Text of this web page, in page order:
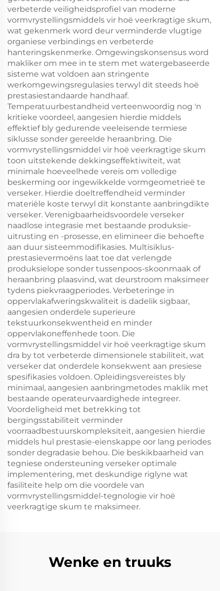
verbeterde veiligheidsprofiel van moderne
vormvrystellingsmiddels vir hoë veerkragtige skum,
wat gekenmerk word deur verminderde vlugtige
organiese verbindings en verbeterde
hanteringskenmerke. Omgewingskonsensus word
makliker om mee in te stem met watergebaseerde
sisteme wat voldoen aan stringente
werkomgewingsregulasies terwyl dit steeds hoë
prestasiestandaarde handhaaf.
Temperatuurbestandheid verteenwoordig nog 'n
kritieke voordeel, aangesien hierdie middels
effektief bly gedurende veeleisende termiese
siklusse sonder gereelde heraanbring. Die
vormvrystellingsmiddel vir hoë veerkragtige skum
toon uitstekende dekkingseffektiwiteit, wat
minimale hoeveelhede vereis om volledige
beskerming oor ingewikkelde vormgeometrieë te
verseker. Hierdie doeltreffendheid verminder
materiële koste terwyl dit konstante aanbringdikte
verseker. Verenigbaarheidsvoordele verseker
naadlose integrasie met bestaande produksie-
uitrusting en -prosesse, en elimineer die behoefte
aan duur sisteemmodifikasies. Multisiklus-
prestasievermoëns laat toe dat verlengde
produksielope sonder tussenpoos-skoonmaak of
heraanbring plaasvind, wat deurstroom maksimeer
tydens piekvraagperiodes. Verbeteringe in
oppervlakafweringskwaliteit is dadelik sigbaar,
aangesien onderdele superieure
tekstuurkonsekwentheid en minder
oppervlakoneffenhede toon. Die
vormvrystellingsmiddel vir hoë veerkragtige skum
dra by tot verbeterde dimensionele stabiliteit, wat
verseker dat onderdele konsekwent aan presiese
spesifikasies voldoen. Opleidingsvereistes bly
minimaal, aangesien aanbringmetodes maklik met
bestaande operateurvaardighede integreer.
Voordeligheid met betrekking tot
bergingsstabiliteit verminder
voorraadbestuurskompleksiteit, aangesien hierdie
middels hul prestasie-eienskappe oor lang periodes
sonder degradasie behou. Die beskikbaarheid van
tegniese ondersteuning verseker optimale
implementering, met deskundige riglyne wat
fasiliteite help om die voordele van
vormvrystellingsmiddel-tegnologie vir hoë
veerkragtige skum te maksimeer.
Wenke en truuks